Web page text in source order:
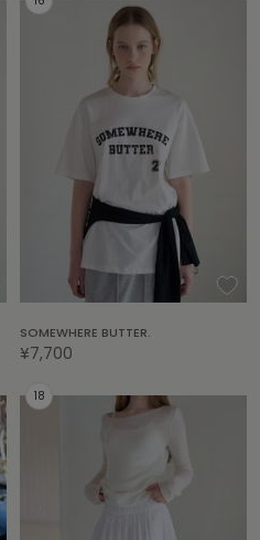
SOMEWHERE BUTTER.
¥7,700